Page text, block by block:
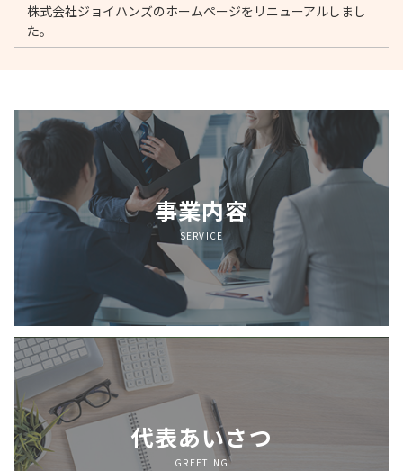
株式会社ジョイハンズのホームページをリニューアルしまし
た。
事業内容
SERVICE
代表あいさつ
GREETING